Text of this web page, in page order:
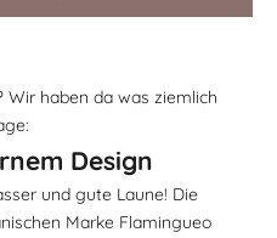
haben da was ziemlich
Design
und gute Laune! Die
Marke Flamingueo